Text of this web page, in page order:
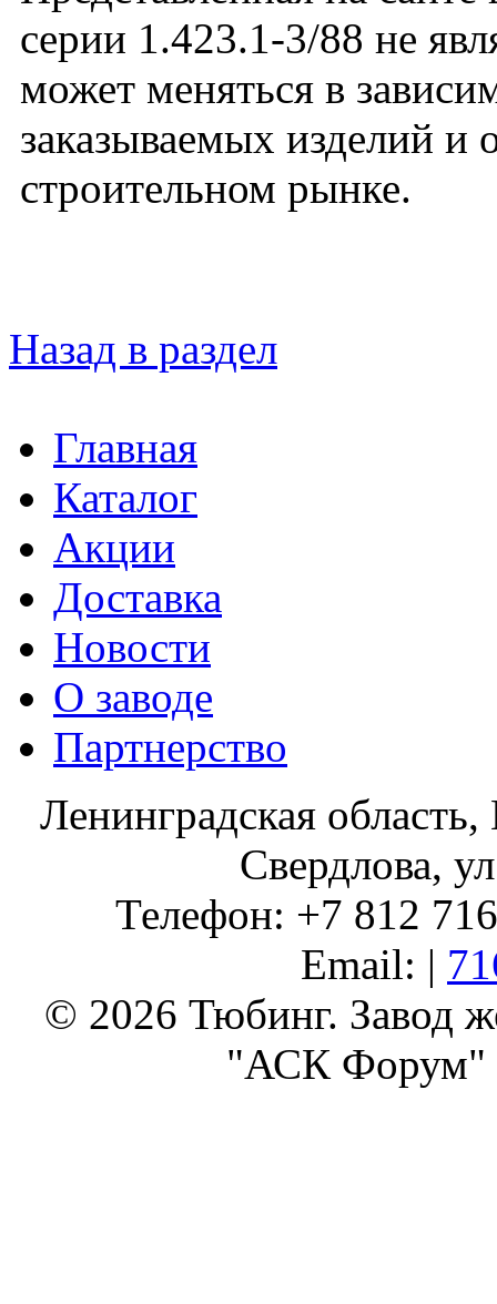
серии 1.423.1-3/88 не
может меняться в
заказываемых изделий и
строительном рынке.
Назад в раздел
Главная
Каталог
Акции
Доставка
Новости
О заводе
Партнерство
Ленинградская
Свердлова,
Телефон: +7 812
Email: |
© 2026 Тюбинг. Завод
"АСК Форум"